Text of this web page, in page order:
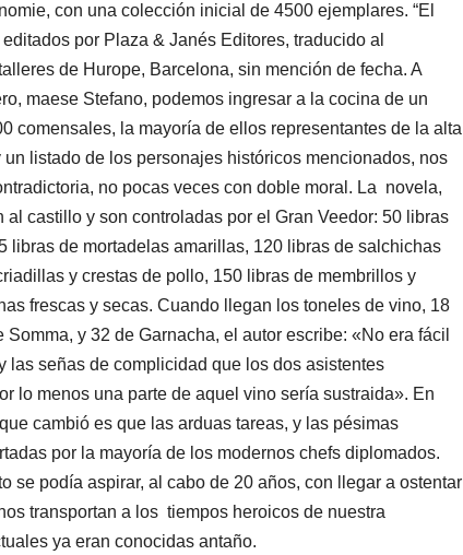
con una colección inicial de 4500 ejemplares. “El
por Plaza & Janés Editores, traducido al
de Hurope, Barcelona, sin mención de fecha. A
maese Stefano, podemos ingresar a la cocina de un
comensales, la mayoría de ellos representantes de la alta
listado de los personajes históricos mencionados, nos
no pocas veces con doble moral. La novela,
castillo y son controladas por el Gran Veedor: 50 libras
de mortadelas amarillas, 120 libras de salchichas
y crestas de pollo, 150 libras de membrillos y
frescas y secas. Cuando llegan los toneles de vino, 18
y 32 de Garnacha, el autor escribe: «No era fácil
las señas de complicidad que los dos asistentes
lo menos una parte de aquel vino sería sustraida». En
cambió es que las arduas tareas, y las pésimas
por la mayoría de los modernos chefs diplomados.
se podía aspirar, al cabo de 20 años, con llegar a ostentar
transportan a los tiempos heroicos de nuestra
ya eran conocidas antaño.